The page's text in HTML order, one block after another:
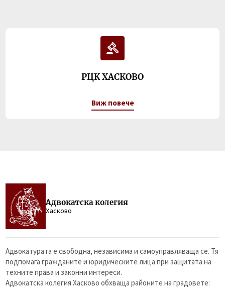
РЦК ХАСКОВО
Виж повече
Адвокатска колегия
Хасково
Адвокатурата е свободна, независима и самоуправляваща се. Тя
подпомага гражданите и юридическите лица при защитата на
техните права и законни интереси.
Адвокатска колегия Хасково обхваща районите на градовете: